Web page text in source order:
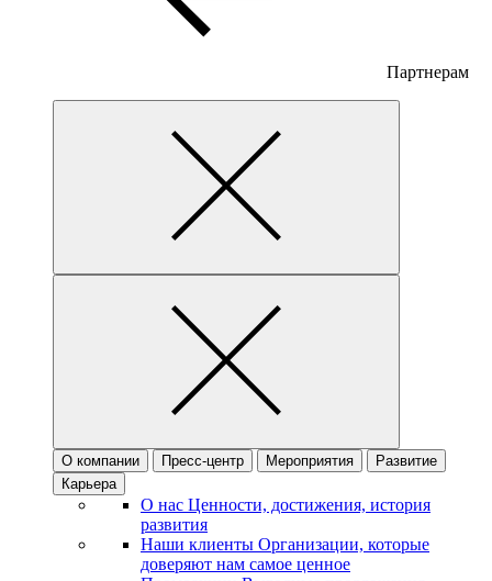
Партнерам
О компании Пресс-центр Мероприятия
Развитие
Карьера
О нас Ценности, достижения, история
развития
Наши клиенты Организации, которые
доверяют нам самое ценное